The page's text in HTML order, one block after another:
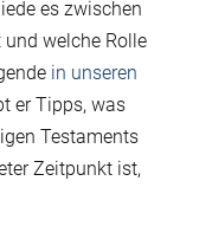
es zwischen
welche Rolle
in unseren
er Tipps, was
Testaments
Zeitpunkt ist,